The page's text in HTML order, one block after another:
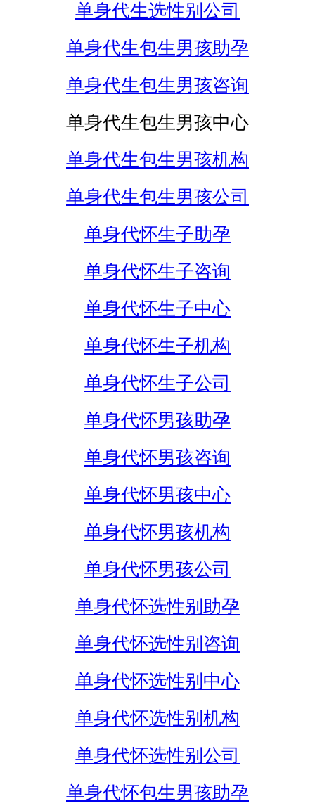
单身代生选性别公司
单身代生包生男孩助孕
单身代生包生男孩咨询
单身代生包生男孩中心
单身代生包生男孩机构
单身代生包生男孩公司
单身代怀生子助孕
单身代怀生子咨询
单身代怀生子中心
单身代怀生子机构
单身代怀生子公司
单身代怀男孩助孕
单身代怀男孩咨询
单身代怀男孩中心
单身代怀男孩机构
单身代怀男孩公司
单身代怀选性别助孕
单身代怀选性别咨询
单身代怀选性别中心
单身代怀选性别机构
单身代怀选性别公司
单身代怀包生男孩助孕